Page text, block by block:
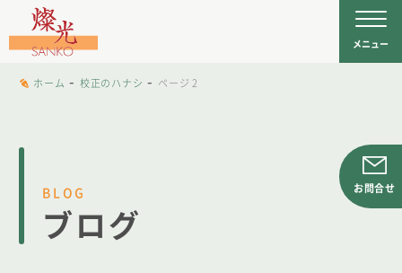
文字工房燦光 メニュー
お問合せ
ホーム - 校正のハナシ - ページ 2
BLOG
ブログ